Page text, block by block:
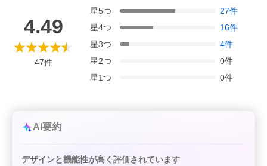
4.49
47件
星5つ 27件
星4つ 16件
星3つ 4件
星2つ 0件
星1つ 0件
AI要約
デザインと機能性が高く評価されています